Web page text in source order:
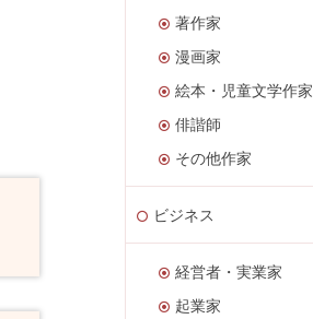
著作家
漫画家
絵本・児童文学作家
俳諧師
その他作家
ビジネス
経営者・実業家
起業家